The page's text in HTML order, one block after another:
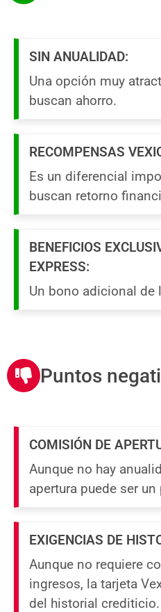
SIN ANUALIDAD:
Una opción muy
buscan ahorro.
RECOMPENSAS
Es un diferencial
buscan retorno
BENEFICIOS
EXPRESS:
Un bono adicional de
Puntos
COMISIÓN DE
Aunque no hay
apertura puede ser
EXIGENCIAS DE
Aunque no requiere
ingresos, la tarjeta
del historial crediticio.